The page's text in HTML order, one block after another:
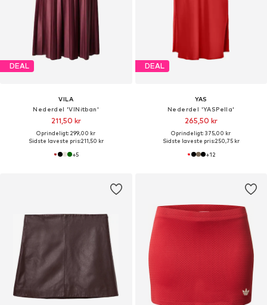
DEAL
VILA
Nederdel 'VINitban'
211,50 kr
Oprindeligt: 299,00 kr
Sidste laveste pris:211,50 kr
+5
DEAL
YAS
Nederdel 'YASPella'
265,50 kr
Oprindeligt: 375,00 kr
Sidste laveste pris:250,75 kr
+12